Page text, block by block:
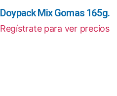
Doypack Mix Gomas 165g.
Regístrate para ver precios